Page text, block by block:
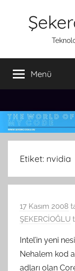
Menü
Etiket: nvidia
17 Kasım 2008
ŞEKERCİOĞLU
Intel’in yeni
Nehalem kod
adları olan